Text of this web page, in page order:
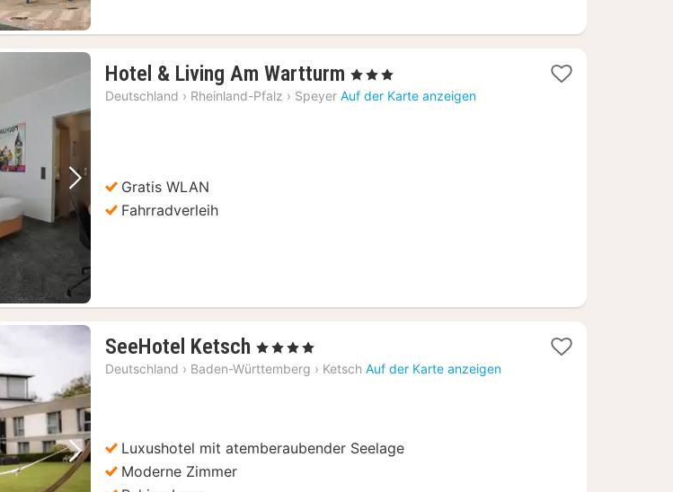
Nächstes Bild
Hotel & Living Am Wartturm 1
Nacht
, 3 Sterne
Deutschland › Rheinland-Pfalz › Speyer Auf der Karte anzeigen
Gratis WLAN
Fahrradverleih
Nächstes Bild
SeeHotel Ketsch 1
Nacht
, 4 Sterne
Deutschland › Baden-Württemberg › Ketsch Auf der Karte anzeigen
Luxushotel mit atemberaubender Seelage
Moderne Zimmer